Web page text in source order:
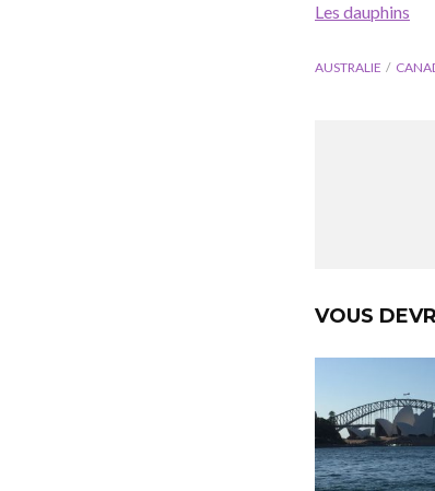
Les dauphins
AUSTRALIE
VOUS